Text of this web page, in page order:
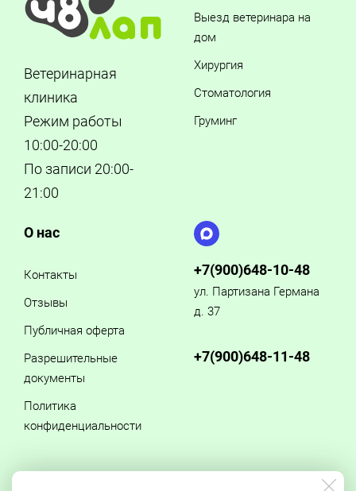
Ветеринарная
клиника
Режим работы
10:00-20:00
По записи 20:00-
21:00
Выезд ветеринара на
дом
Хирургия
Стоматология
Груминг
О нас
Контакты
Отзывы
Публичная оферта
Разрешительные
документы
Политика
конфиденциальности
+7(900)648-10-48
ул. Партизана Германа
д. 37
+7(900)648-11-48